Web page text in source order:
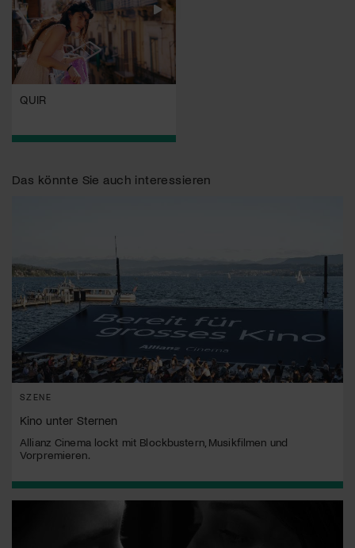
QUIR
Das könnte Sie auch interessieren
SZENE
Kino unter Sternen
Allianz Cinema lockt mit Blockbustern, Musikfilmen und
Vorpremieren.